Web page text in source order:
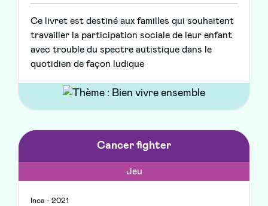
Ce livret est destiné aux familles qui souhaitent
travailler la participation sociale de leur enfant
avec trouble du spectre autistique dans le
quotidien de façon ludique
Cancer fighter
Jeu
Inca - 2021